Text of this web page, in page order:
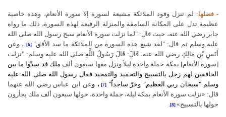
- فضلها: لم تنزل وفود الملائكة مشيعة لسورة إلا سورة الأنعام، وهذه خاصية
عظيمة تدل على المكانة السامقة والمنزلة الرفيعة لهذه السورة، ذلك ما رواه
جابر رضي الله عنه، حيث قال: "لما نزلت سورة الأنعام سبح رسول الله صلى الله
عليه وسلم ثم قال" :لقد شيع هذه السورة من الملائكة ما سد الأفق" [6]
، وعن
أَنَسِ بْنِ مَالِكٍ رضي الله عنه، قَالَ: قَالَ رَسُولُ اللَّهِ صلى الله عليه وسلم: "نزلت
[سورة الأنعام] بمكة جملة واحدة ليلاً ونزل معها سبعون ألف ملك قد سدّوا ما بين
الخافقين لهم زجل بالتسبيح والتحميد والتمجيد فقال رسول الله صلى الله عليه
وسلم "سبحان ربي العظيم" وخرّ ساجداً" [7] ، وعن ابن عباس رضي الله عنهما
قال: «نزلت سورة الأنعام بمكة ليلة، جملة واحدة، حولها سبعون ألف ملك يجأرون
حولها بالتسبيح» [8]